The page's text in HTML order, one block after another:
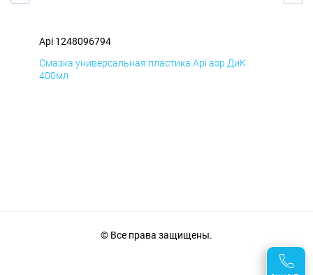
Api 1248096794
Смазка универсальная пластика Api аэр ДиК
400мл
© Все права защищены.